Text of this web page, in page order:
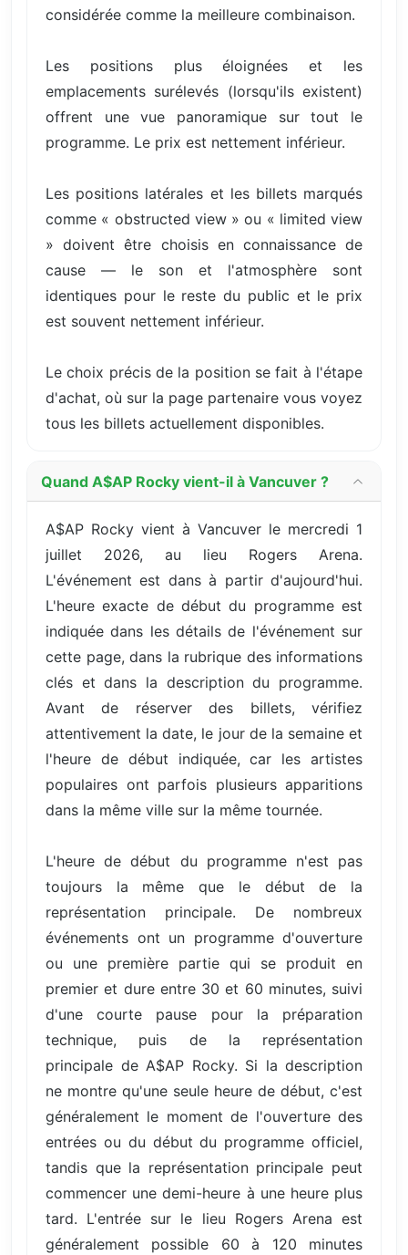
considérée comme la meilleure combinaison.
Les positions plus éloignées et les
emplacements surélevés (lorsqu'ils existent)
offrent une vue panoramique sur tout le
programme. Le prix est nettement inférieur.
Les positions latérales et les billets marqués
comme « obstructed view » ou « limited view
» doivent être choisis en connaissance de
cause — le son et l'atmosphère sont
identiques pour le reste du public et le prix
est souvent nettement inférieur.
Le choix précis de la position se fait à l'étape
d'achat, où sur la page partenaire vous voyez
tous les billets actuellement disponibles.
Quand A$AP Rocky vient-il à Vancuver ?
A$AP Rocky vient à Vancuver le mercredi 1
juillet 2026, au lieu Rogers Arena.
L'événement est dans à partir d'aujourd'hui.
L'heure exacte de début du programme est
indiquée dans les détails de l'événement sur
cette page, dans la rubrique des informations
clés et dans la description du programme.
Avant de réserver des billets, vérifiez
attentivement la date, le jour de la semaine et
l'heure de début indiquée, car les artistes
populaires ont parfois plusieurs apparitions
dans la même ville sur la même tournée.
L'heure de début du programme n'est pas
toujours la même que le début de la
représentation principale. De nombreux
événements ont un programme d'ouverture
ou une première partie qui se produit en
premier et dure entre 30 et 60 minutes, suivi
d'une courte pause pour la préparation
technique, puis de la représentation
principale de A$AP Rocky. Si la description
ne montre qu'une seule heure de début, c'est
généralement le moment de l'ouverture des
entrées ou du début du programme officiel,
tandis que la représentation principale peut
commencer une demi-heure à une heure plus
tard. L'entrée sur le lieu Rogers Arena est
généralement possible 60 à 120 minutes